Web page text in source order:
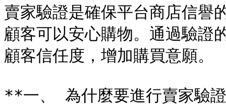
賣家驗證是確保平台商店信譽
顧客可以安心購物。通過驗證
顧客信任度，增加購買意願。
**一、 為什麼要進行賣家驗